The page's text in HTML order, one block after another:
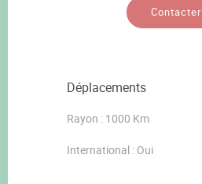
Contacter
Déplacements
Rayon : 1000 Km
International : Oui